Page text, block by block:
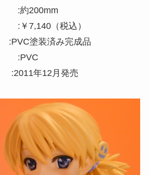
（税込）
塗装済み完成品
年12月発売